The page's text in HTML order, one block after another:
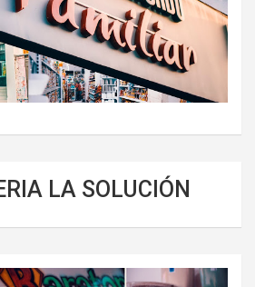
LA SOLUCIÓN